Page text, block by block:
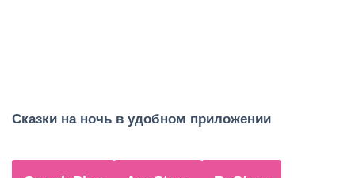
Сказки на ночь в удобном приложении